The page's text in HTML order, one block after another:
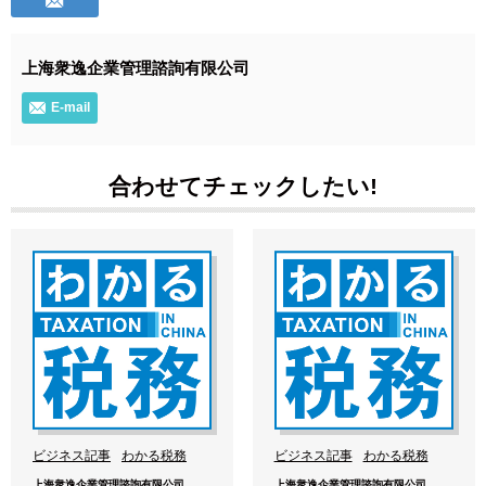
上海衆逸企業管理諮詢有限公司
E-mail
合わせてチェックしたい!
ビジネス記事 わかる税務 ビジネス記事 わかる税務